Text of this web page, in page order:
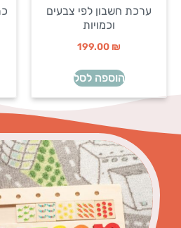
ערכת חשבון לפי צבעים
וכמויות
199.00 ₪
הוספה לסל